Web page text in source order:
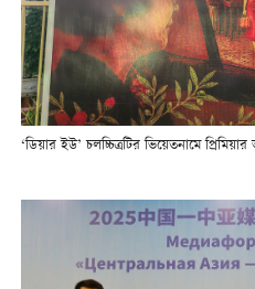
‘ডিয়ার ইউ’ চলচ্চিত্রটির ভিয়েতনামে